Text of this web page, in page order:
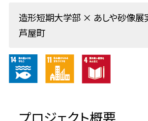
造形短期大学部 × あしや砂像
芦屋町